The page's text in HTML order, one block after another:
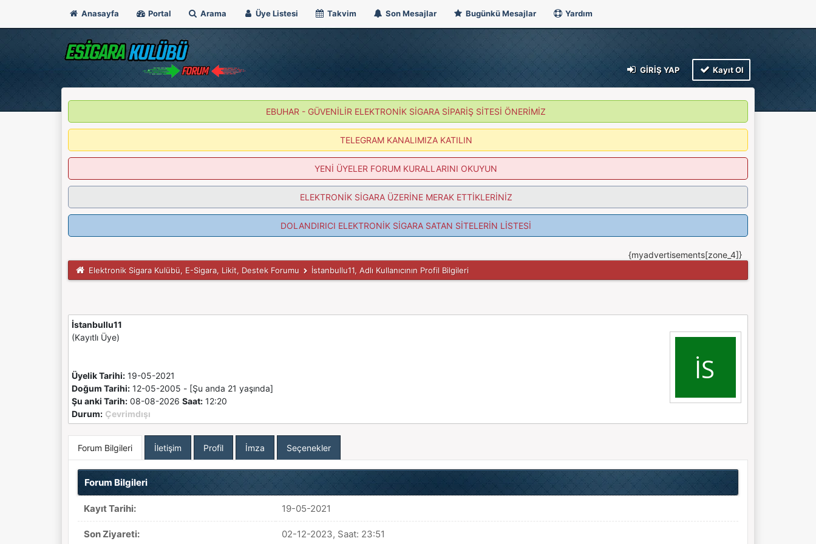
Anasayfa Portal Arama Üye Listesi Takvim Son Mesajlar Bugünkü Mesajlar Yardım
GIRIŞ YAP Kayıt Ol
EBUHAR - GÜVENİLİR ELEKTRONİK SİGARA SİPARİŞ SİTESİ ÖNERİMİZ
TELEGRAM KANALIMIZA KATILIN
YENİ ÜYELER FORUM KURALLARINI OKUYUN
ELEKTRONİK SİGARA ÜZERİNE MERAK ETTİKLERİNİZ
DOLANDIRICI ELEKTRONİK SİGARA SATAN SİTELERİN LİSTESİ
{myadvertisements[zone_4]}
Elektronik Sigara Kulübü, E-Sigara, Likit, Destek Forumu İstanbullu11, Adlı Kullanıcının Profil Bilgileri
İstanbullu11
(Kayıtlı Üye)
Üyelik Tarihi:19-05-2021
Doğum Tarihi:12-05-2005 - [Şu anda 21 yaşında]
Şu anki Tarih:08-08-2026 Saat:12:20
Durum: Çevrimdışı
Forum Bilgileri İletişim Profil İmza Seçenekler
Forum Bilgileri
Kayıt Tarihi: 19-05-2021
Son Ziyareti: 02-12-2023, Saat: 23:51